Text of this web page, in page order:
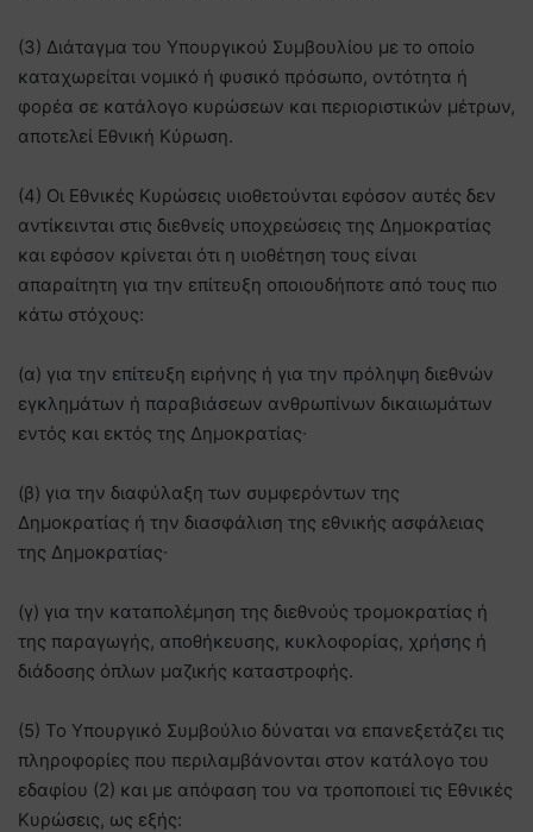
(3) Διάταγμα του Υπουργικού Συμβουλίου με το οποίο
καταχωρείται νομικό ή φυσικό πρόσωπο, οντότητα ή
φορέα σε κατάλογο κυρώσεων και περιοριστικών μέτρων,
αποτελεί Εθνική Κύρωση.
(4) Οι Εθνικές Κυρώσεις υιοθετούνται εφόσον αυτές δεν
αντίκεινται στις διεθνείς υποχρεώσεις της Δημοκρατίας
και εφόσον κρίνεται ότι η υιοθέτηση τους είναι
απαραίτητη για την επίτευξη οποιουδήποτε από τους πιο
κάτω στόχους:
(α) για την επίτευξη ειρήνης ή για την πρόληψη διεθνών
εγκλημάτων ή παραβιάσεων ανθρωπίνων δικαιωμάτων
εντός και εκτός της Δημοκρατίας∙
(β) για την διαφύλαξη των συμφερόντων της
Δημοκρατίας ή την διασφάλιση της εθνικής ασφάλειας
της Δημοκρατίας∙
(γ) για την καταπολέμηση της διεθνούς τρομοκρατίας ή
της παραγωγής, αποθήκευσης, κυκλοφορίας, χρήσης ή
διάδοσης όπλων μαζικής καταστροφής.
(5) Το Υπουργικό Συμβούλιο δύναται να επανεξετάζει τις
πληροφορίες που περιλαμβάνονται στον κατάλογο του
εδαφίου (2) και με απόφαση του να τροποποιεί τις Εθνικές
Κυρώσεις, ως εξής: